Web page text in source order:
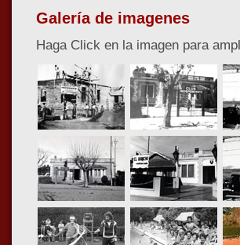
Galería de imagenes
Haga Click en la imagen para